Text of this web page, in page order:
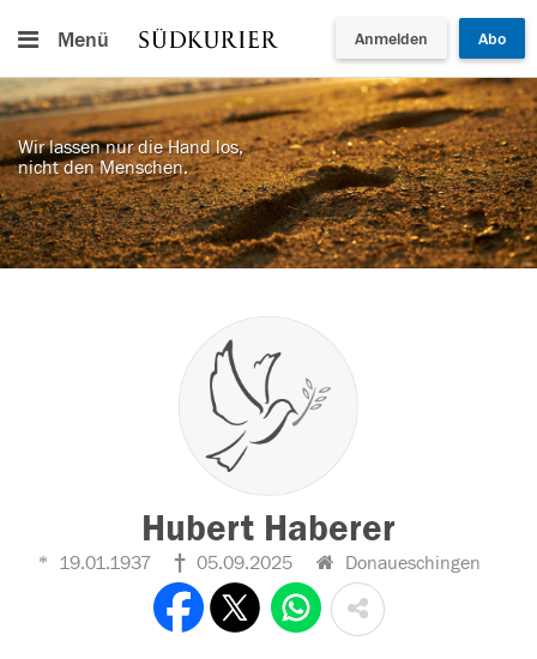
Menü Anmelden Abo
Wir lassen nur die Hand los,
nicht den Menschen.
Hubert Haberer
19.01.1937 05.09.2025 Donaueschingen